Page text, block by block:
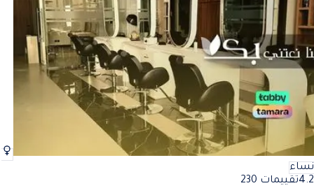
أفضل الصبغة للسيدات في المملكة العربية السعودية
أفضل الصبغة للسيدات في
نساء
4.2تقييمات 230